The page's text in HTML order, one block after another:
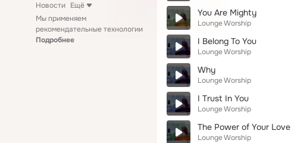
Новости Ещё
Мы применяем
рекомендательные технологии
Подробнее
You Are Mighty
Lounge Worship
I Belong To You
Lounge Worship
Why
Lounge Worship
I Trust In You
Lounge Worship
The Power of Your Love
Lounge Worship